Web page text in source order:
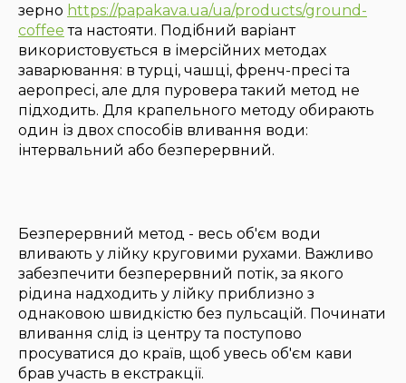
зерно https://papakava.ua/ua/products/ground-
coffee та настояти. Подібний варіант
використовується в імерсійних методах
заварювання: в турці, чашці, френч-пресі та
аеропресі, але для пуровера такий метод не
підходить. Для крапельного методу обирають
один із двох способів вливання води:
інтервальний або безперервний.
Безперервний метод - весь об'єм води
вливають у лійку круговими рухами. Важливо
забезпечити безперервний потік, за якого
рідина надходить у лійку приблизно з
однаковою швидкістю без пульсацій. Починати
вливання слід із центру та поступово
просуватися до країв, щоб увесь об'єм кави
брав участь в екстракції.